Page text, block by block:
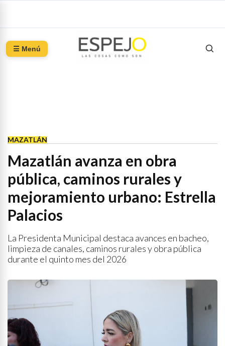
☰ Menú
MAZATLÁN
Mazatlán avanza en obra
pública, caminos rurales y
mejoramiento urbano: Estrella
Palacios
La Presidenta Municipal destaca avances en bacheo,
limpieza de canales, caminos rurales y obra pública
durante el quinto mes del 2026